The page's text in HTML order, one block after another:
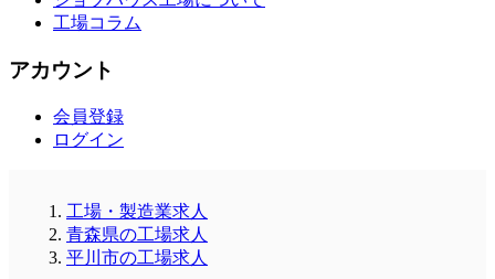
工場コラム
アカウント
会員登録
ログイン
工場・製造業求人
青森県の工場求人
平川市の工場求人